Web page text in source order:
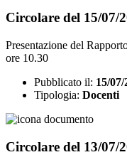
Circolare del 15/07/
Presentazione del
ore 10.30
Pubblicato il: 15/07/
Tipologia: Docenti
Circolare del 13/07/